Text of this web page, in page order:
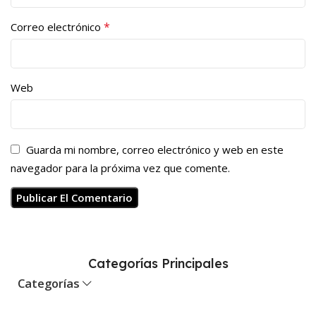
Correo electrónico *
Web
Guarda mi nombre, correo electrónico y web en este
navegador para la próxima vez que comente.
Categorías Principales
Categorías